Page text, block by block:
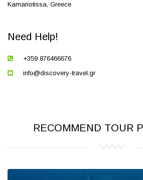
Kamariotissa, Greece
Need Help!
+359 876466676
info@discovery-travel.gr
RECOMMEND TOUR